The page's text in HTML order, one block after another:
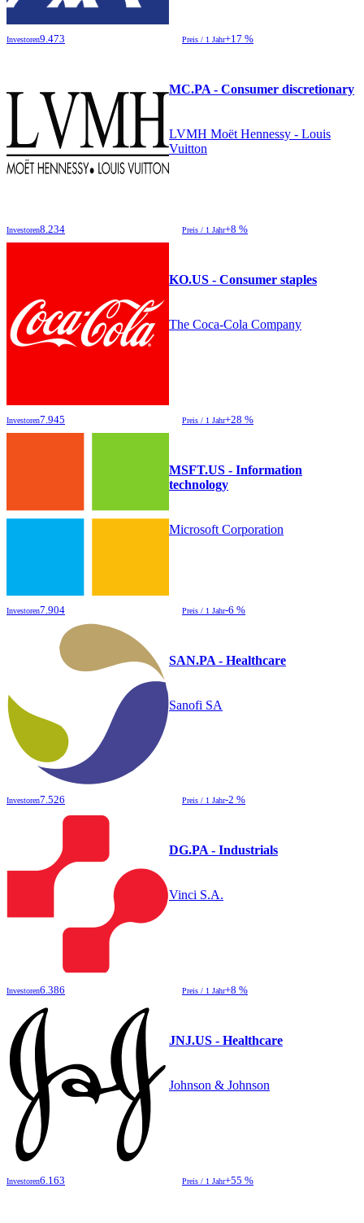
Investoren9.473 Preis / 1 Jahr+17 %
MC.PA - Consumer discretionary
LVMH Moët Hennessy - Louis
Vuitton
Investoren8.234 Preis / 1 Jahr+8 %
KO.US - Consumer staples
The Coca-Cola Company
Investoren7.945 Preis / 1 Jahr+28 %
MSFT.US - Information
technology
Microsoft Corporation
Investoren7.904 Preis / 1 Jahr-6 %
SAN.PA - Healthcare
Sanofi SA
Investoren7.526 Preis / 1 Jahr-2 %
DG.PA - Industrials
Vinci S.A.
Investoren6.386 Preis / 1 Jahr+8 %
JNJ.US - Healthcare
Johnson & Johnson
Investoren6.163 Preis / 1 Jahr+55 %